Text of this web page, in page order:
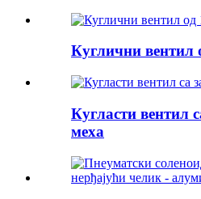
Куглични вентил
Кугласти вентил
меха